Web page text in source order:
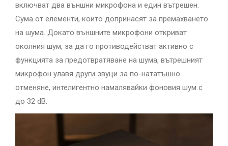
включват два външни микрофона и един вътрешен.
Сума от елементи, които допринасят за премахването
на шума. Докато външните микрофони откриват
околния шум, за да го противодействат активно с
функцията за предотвратяване на шума, вътрешният
микрофон улавя други звуци за по-нататъшно
отменяне, интелигентно намалявайки фоновия шум с
до 32 dB.